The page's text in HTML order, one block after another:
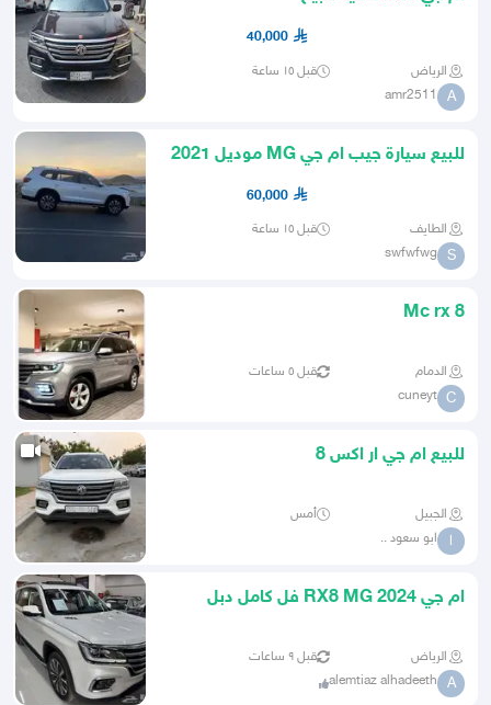
40,000
الرياض قبل ١٥ ساعة
A
amr2511
للبيع سيارة جيب ام جي MG موديل 2021
60,000
الطايف قبل ١٥ ساعة
S
swfwfwg
Mc rx 8
الدمام قبل ٥ ساعات
C
cuneyt
للبيع ام جي ار اكس 8
الجبيل أمس
ا ابو سعود ..
ام جي RX8 MG 2024 فل كامل دبل
الرياض قبل ٩ ساعات
A
alemtiaz alhadeeth